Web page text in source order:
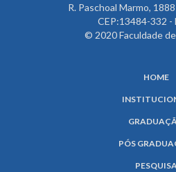
R. Paschoal Marmo,
CEP:13484-332 -
© 2020 Faculdade
HOME
PÓS
PESQUISA